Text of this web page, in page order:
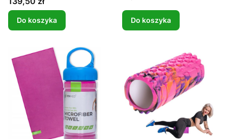
Do koszyka Do koszyka